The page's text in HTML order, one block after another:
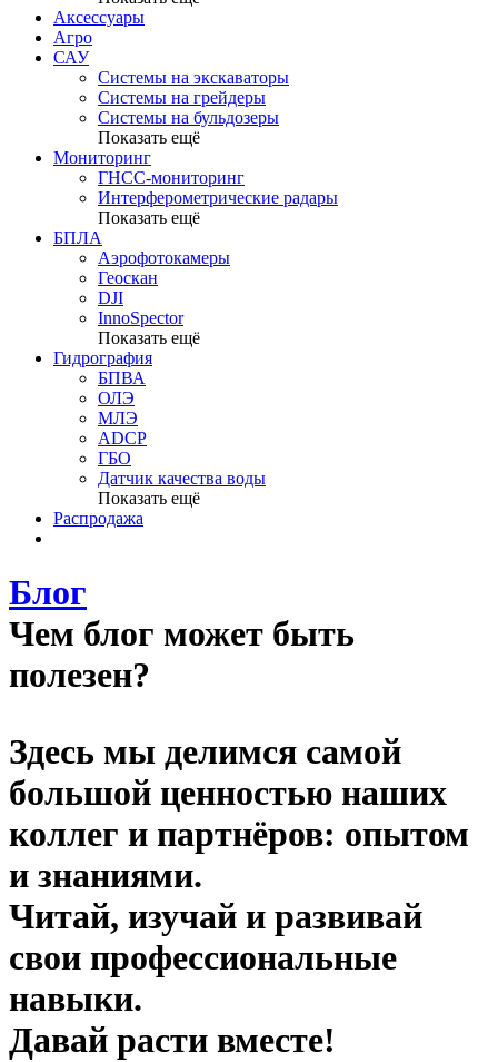
Аксессуары
Агро
САУ
Системы на экскаваторы
Системы на грейдеры
Системы на бульдозеры
Показать ещё
Мониторинг
ГНСС-мониторинг
Интерферометрические радары
Показать ещё
БПЛА
Аэрофотокамеры
Геоскан
DJI
InnoSpector
Показать ещё
Гидрография
БПВА
ОЛЭ
МЛЭ
ADCP
ГБО
Датчик качества воды
Показать ещё
Распродажа
Блог
Чем блог может быть
полезен?
Здесь мы делимся самой
большой ценностью наших
коллег и партнёров: опытом
и знаниями.
Читай, изучай и развивай
свои профессиональные
навыки.
Давай расти вместе!